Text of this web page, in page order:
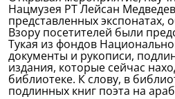
Нацмузея РТ Лейсан
представленных экспонатах,
Взору посетителей были
Тукая из фондов
документы и рукописи,
издания, которые сейчас
библиотеке. К слову, в
подлинных книг поэта на